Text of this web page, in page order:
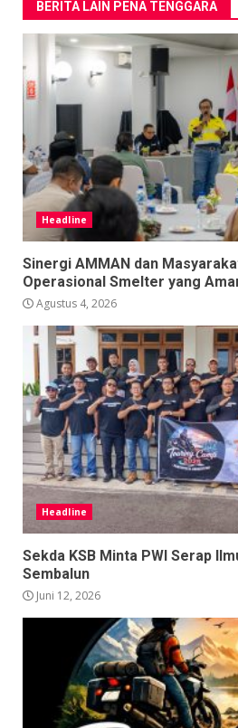
BERITA LAIN PENA TENGGARA
Headline
Sinergi AMMAN dan
Operasional Smelter yang
Agustus 4, 2026
Headline
Sekda KSB Minta PWI Serap
Sembalun
Juni 12, 2026